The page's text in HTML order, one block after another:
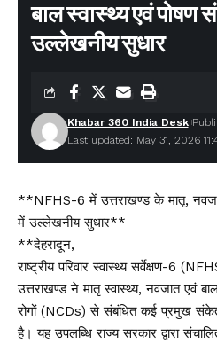
बाल स्वास्थ्य एवं पोषण
उल्लेखनीय सुधार
Last updated: May 31, 2026
Khabar 360 India Desk
**NFHS-6 में उत्तराखण्ड के मातृ,
में उल्लेखनीय सुधार**
**देहरादून,
राष्ट्रीय परिवार स्वास्थ्य सर्वेक्षण-6
उत्तराखण्ड ने मातृ स्वास्थ्य, नवजात एवं
रोगों (NCDs) से संबंधित कई प्रमुख
है। यह उपलब्धि राज्य सरकार द्वारा